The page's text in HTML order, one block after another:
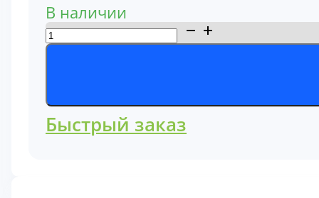
В наличии
Количество
товара
масляный
57324
Быстрый заказ